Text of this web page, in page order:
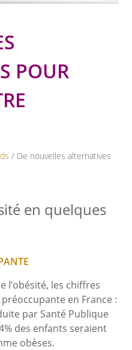
POUR
/ De nouvelles alternatives
en quelques
l’obésité, les chiffres
en France :
par Santé Publique
des enfants seraient
obèses.